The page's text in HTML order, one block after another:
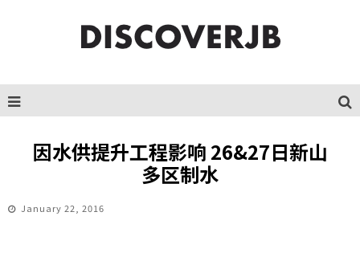
因水供提升工程影响 26&27日新山
多区制水
January 22, 2016